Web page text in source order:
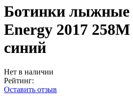
Ботинки лыжные
Energy 2017
синий
Нет в наличии
Рейтинг:
Оставить отзыв